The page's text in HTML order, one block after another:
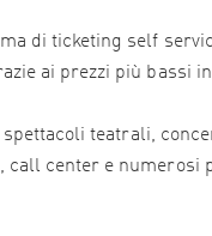
di ticketing self
ai prezzi più bassi
teatrali,
call center e